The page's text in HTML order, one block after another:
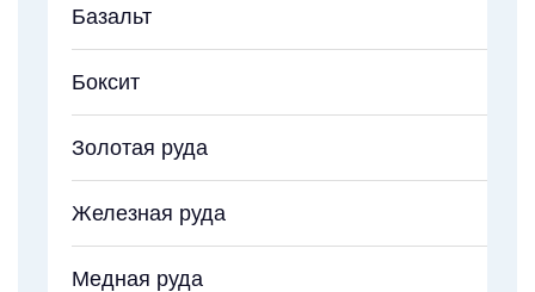
Базальт
Боксит
Золотая руда
Железная руда
Медная руда